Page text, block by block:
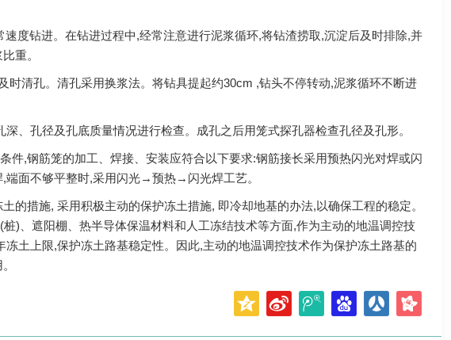
钻进。在钻进过程中,经常注意进行泥浆循环,将钻渣捞取,沉淀后及时排除,并
重。
孔。清孔采用换浆法。将钻具提起约30cm ,钻头不停转动,泥浆循环不断进
孔径及孔底质量情况进行检查。成孔之后用笼式探孔器检查孔径及孔形。
,钢筋笼的加工、焊接、安装应符合以下要求:钢筋接长采用预热闪光对焊或闪
面不够平整时,采用闪光→预热→闪光焊工艺。
措施, 采用积极主动的保护冻土措施, 即冷却地基的办法,以确保工程的稳定。
)、遮阳棚、热半导体保温材料和人工冻结技术等方面,作为主动的地温调控技
土上限,保护冻土路基稳定性。因此,主动的地温调控技术作为保护冻土路基的